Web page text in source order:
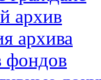
архив
архива
фондов